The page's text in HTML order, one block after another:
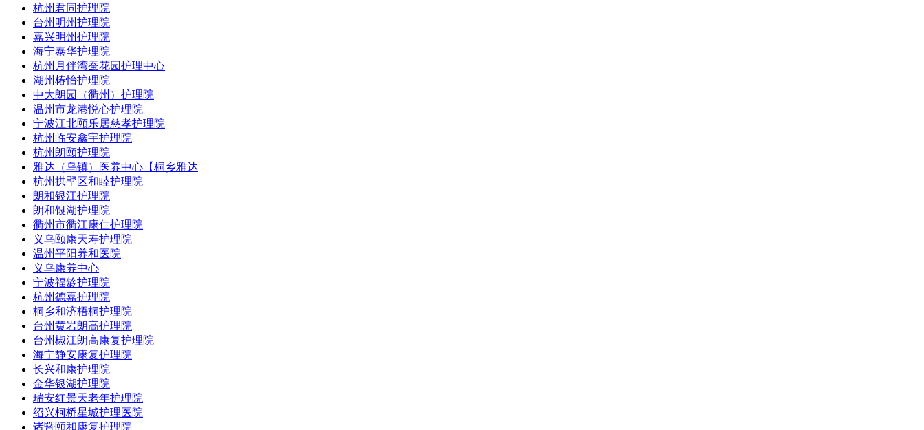
杭州君同护理院
台州明州护理院
嘉兴明州护理院
海宁泰华护理院
杭州月伴湾蚕花园护理中心
湖州椿怡护理院
中大朗园（衢州）护理院
温州市龙港悦心护理院
宁波江北颐乐居慈孝护理院
杭州临安鑫宇护理院
杭州朗颐护理院
雅达（乌镇）医养中心【桐乡雅达
杭州拱墅区和睦护理院
朗和银江护理院
朗和银湖护理院
衢州市衢江康仁护理院
义乌颐康天寿护理院
温州平阳养和医院
义乌康养中心
宁波福龄护理院
杭州德嘉护理院
桐乡和济梧桐护理院
台州黄岩朗高护理院
台州椒江朗高康复护理院
海宁静安康复护理院
长兴和康护理院
金华银湖护理院
瑞安红景天老年护理院
绍兴柯桥星城护理医院
诸暨颐和康复护理院